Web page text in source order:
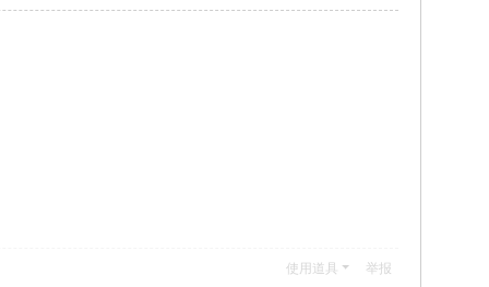
使用道具 举报